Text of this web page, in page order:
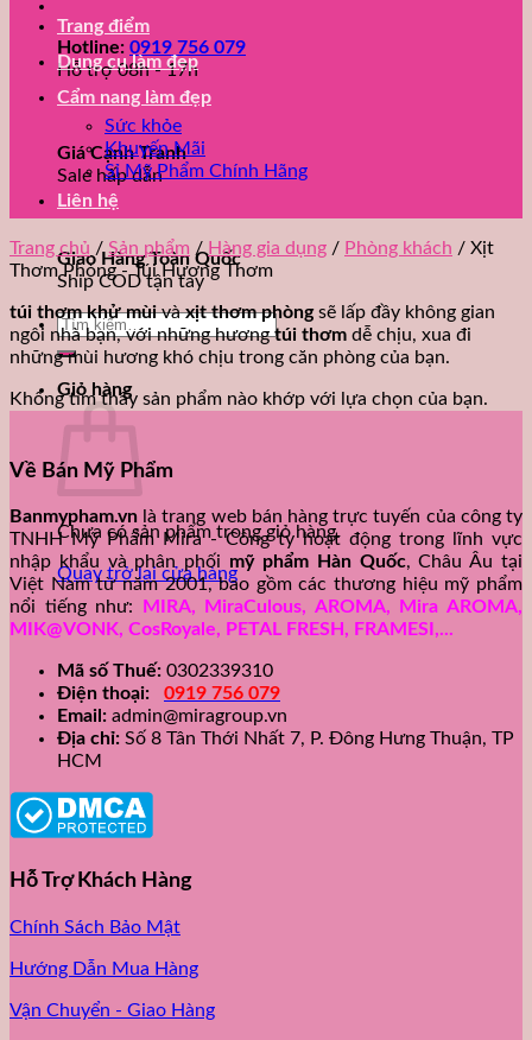
Hotline: 0919 756 079
Hỗ trợ 08h - 17h
Giá Cạnh Tranh
Sale hấp dẫn
Giao Hàng Toàn Quốc
Ship COD tận tay
Tìm
kiếm:
Giỏ hàng
Chưa có sản phẩm trong giỏ hàng.
Quay trở lại cửa hàng
Trang điểm
Dụng cụ làm đẹp
Cẩm nang làm đẹp
Sức khỏe
Khuyến Mãi
Sỉ Mỹ Phẩm Chính Hãng
Liên hệ
Trang chủ / Sản phẩm / Hàng gia dụng / Phòng khách / Xịt
Thơm Phòng - Túi Hương Thơm
túi thơm khử mùivàxịt thơm phòngsẽ lấp đầy không gian
ngôi nhà bạn, với những hươngtúi thơm dễ chịu, xua đi
những mùi hương khó chịu trong căn phòng của bạn.
Không tìm thấy sản phẩm nào khớp với lựa chọn của bạn.
Về Bán Mỹ Phẩm
Banmypham.vn là trang web bán hàng trực tuyến của công ty
TNHH Mỹ Phẩm Mira - Công ty hoạt động trong lĩnh vực
nhập khẩu và phân phối mỹ phẩm Hàn Quốc, Châu Âu tại
Việt Nam từ năm 2001, bao gồm các thương hiệu mỹ phẩm
nổi tiếng như:
MIRA, MiraCulous, AROMA, Mira AROMA,
MIK@VONK, CosRoyale, PETAL FRESH, FRAMESI,...
Mã số Thuế: 0302339310
Điện thoại:
0919 756 079
Email: admin@miragroup.vn
Địa chỉ: Số 8 Tân Thới Nhất 7, P. Đông Hưng Thuận, TP
HCM
Hỗ Trợ Khách Hàng
Chính Sách Bảo Mật
Hướng Dẫn Mua Hàng
Vận Chuyển - Giao Hàng